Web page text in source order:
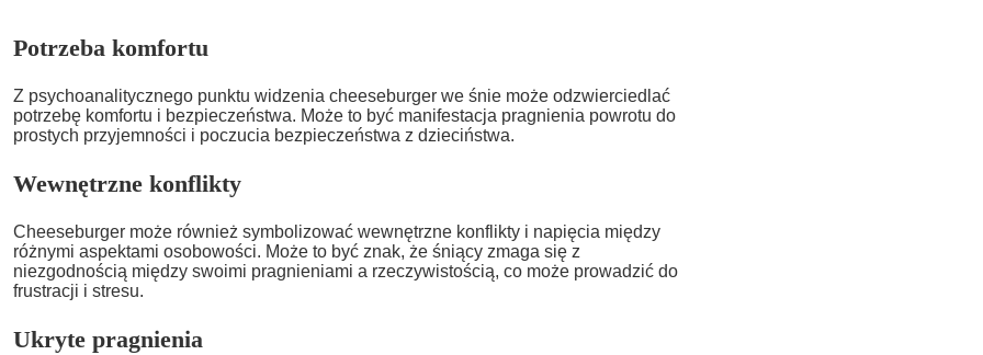
Potrzeba komfortu
Z psychoanalitycznego punktu widzenia cheeseburger we śnie może odzwierciedlać
potrzebę komfortu i bezpieczeństwa. Może to być manifestacja pragnienia powrotu do
prostych przyjemności i poczucia bezpieczeństwa z dzieciństwa.
Wewnętrzne konflikty
Cheeseburger może również symbolizować wewnętrzne konflikty i napięcia między
różnymi aspektami osobowości. Może to być znak, że śniący zmaga się z
niezgodnością między swoimi pragnieniami a rzeczywistością, co może prowadzić do
frustracji i stresu.
Ukryte pragnienia